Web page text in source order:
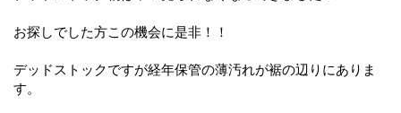
お探しでした方この機会に是非！！
デッドストックですが経年保管の薄汚れが裾の辺りにありま
す。